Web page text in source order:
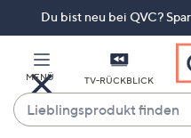
Du bist neu bei QVC?
MENÜ TV-RÜCKBLICK
Lieblingsprodukt
finden